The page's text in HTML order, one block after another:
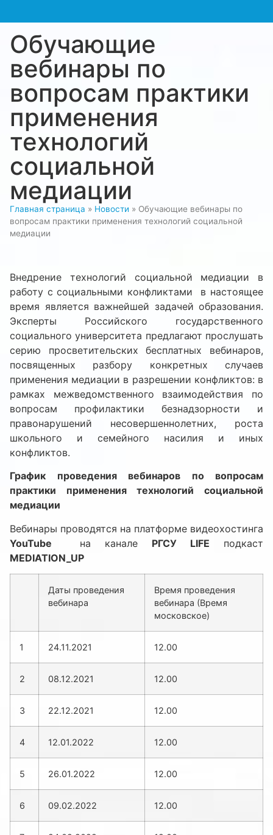
Обучающие
вебинары по
вопросам практики
применения
технологий
социальной
медиации
Главная страница » Новости » Обучающие вебинары по
вопросам практики применения технологий социальной
медиации
Внедрение технологий социальной медиации в
работу с социальными конфликтами в настоящее
время является важнейшей задачей образования.
Эксперты Российского государственного
социального университета предлагают прослушать
серию просветительских бесплатных вебинаров,
посвященных разбору конкретных случаев
применения медиации в разрешении конфликтов: в
рамках межведомственного взаимодействия по
вопросам профилактики безнадзорности и
правонарушений несовершеннолетних, роста
школьного и семейного насилия и иных
конфликтов.
График проведения вебинаров по вопросам
практики применения технологий социальной
медиации
Вебинары проводятся на платформе видеохостинга
YouTube на канале РГСУ LIFE подкаст
MEDIATION UP
Даты проведения
вебинара
Время проведения
вебинара (Время
московское)
1 24.11.2021 12.00
2 08.12.2021 12.00
3 22.12.2021 12.00
4 12.01.2022 12.00
5 26.01.2022 12.00
6 09.02.2022 12.00